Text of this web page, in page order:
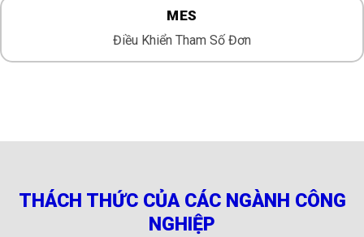
MES
Điều Khiển Tham Số Đơn
THÁCH THỨC CỦA CÁC NGÀNH CÔNG
NGHIỆP